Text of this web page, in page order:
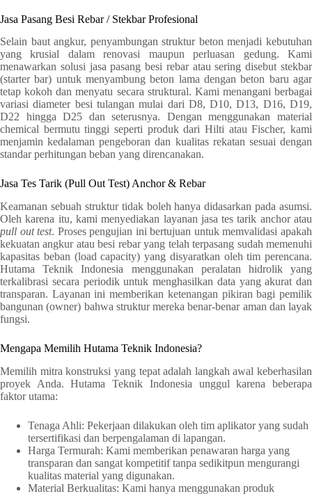
Jasa Pasang Besi Rebar / Stekbar Profesional
Selain baut angkur, penyambungan struktur beton menjadi kebutuhan
yang krusial dalam renovasi maupun perluasan gedung. Kami
menawarkan solusi jasa pasang besi rebar atau sering disebut stekbar
(starter bar) untuk menyambung beton lama dengan beton baru agar
tetap kokoh dan menyatu secara struktural. Kami menangani berbagai
variasi diameter besi tulangan mulai dari D8, D10, D13, D16, D19,
D22 hingga D25 dan seterusnya. Dengan menggunakan material
chemical bermutu tinggi seperti produk dari Hilti atau Fischer, kami
menjamin kedalaman pengeboran dan kualitas rekatan sesuai dengan
standar perhitungan beban yang direncanakan.
Jasa Tes Tarik (Pull Out Test) Anchor & Rebar
Keamanan sebuah struktur tidak boleh hanya didasarkan pada asumsi.
Oleh karena itu, kami menyediakan layanan jasa tes tarik anchor atau
pull out test. Proses pengujian ini bertujuan untuk memvalidasi apakah
kekuatan angkur atau besi rebar yang telah terpasang sudah memenuhi
kapasitas beban (load capacity) yang disyaratkan oleh tim perencana.
Hutama Teknik Indonesia menggunakan peralatan hidrolik yang
terkalibrasi secara periodik untuk menghasilkan data yang akurat dan
transparan. Layanan ini memberikan ketenangan pikiran bagi pemilik
bangunan (owner) bahwa struktur mereka benar-benar aman dan layak
fungsi.
Mengapa Memilih Hutama Teknik Indonesia?
Memilih mitra konstruksi yang tepat adalah langkah awal keberhasilan
proyek Anda. Hutama Teknik Indonesia unggul karena beberapa
faktor utama:
Tenaga Ahli: Pekerjaan dilakukan oleh tim aplikator yang sudah
tersertifikasi dan berpengalaman di lapangan.
Harga Termurah: Kami memberikan penawaran harga yang
transparan dan sangat kompetitif tanpa sedikitpun mengurangi
kualitas material yang digunakan.
Material Berkualitas: Kami hanya menggunakan produk